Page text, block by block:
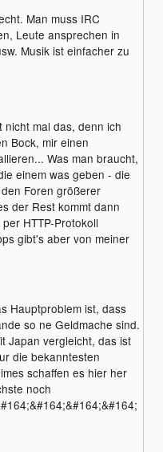
Man muss IRC
Leute ansprechen in
Musik ist einfacher zu
nicht mal das, denn ich
Bock, mir einen
Was man braucht,
einem was geben - die
Foren größerer
der Rest kommt dann
HTTP-Protokoll
gibt's aber von meiner
Hauptproblem ist, dass
so ne Geldmache sind.
Japan vergleicht, das ist
die bekanntesten
schaffen es hier her
noch